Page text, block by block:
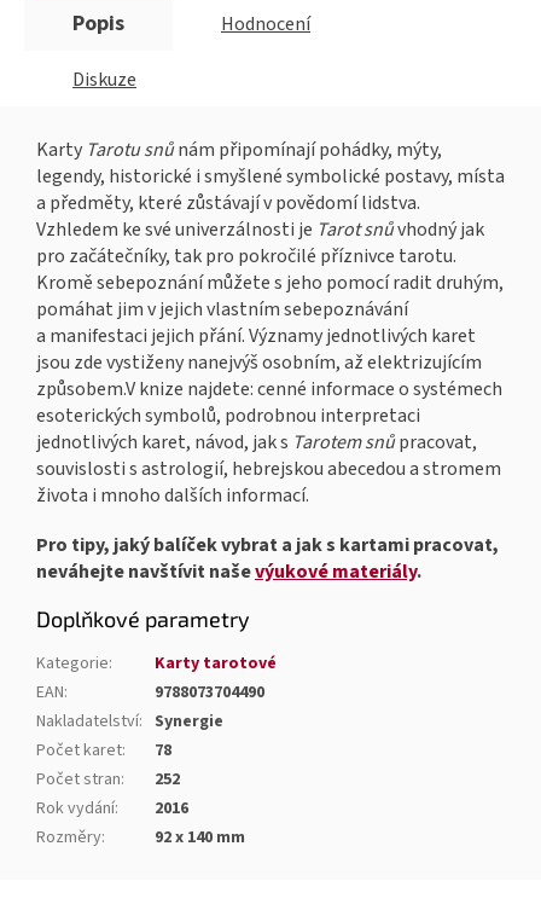
Popis Hodnocení
Diskuze
Karty Tarotu snůnám připomínají pohádky, mýty,
legendy, historické i smyšlené symbolické postavy, místa
a předměty, které zůstávají v povědomí lidstva.
Vzhledem ke své univerzálnosti je Tarot snůvhodný jak
pro začátečníky, tak pro pokročilé příznivce tarotu.
Kromě sebepoznání můžete s jeho pomocí radit druhým,
pomáhat jim v jejich vlastním sebepoznávání
a manifestaci jejich přání. Významy jednotlivých karet
jsou zde vystiženy nanejvýš osobním, až elektrizujícím
způsobem.V knize najdete: cenné informace o systémech
esoterických symbolů, podrobnou interpretaci
jednotlivých karet, návod, jak s Tarotem snůpracovat,
souvislosti s astrologií, hebrejskou abecedou a stromem
života i mnoho dalších informací.
Pro tipy, jaký balíček vybrat a jak s kartami pracovat,
neváhejte navštívit naševýukové materiály.
Doplňkové parametry
Kategorie:
Karty tarotové
EAN:
9788073704490
Nakladatelství: Synergie
Počet karet:
78
Počet stran:
252
Rok vydání:
2016
Rozměry: 92 x 140 mm